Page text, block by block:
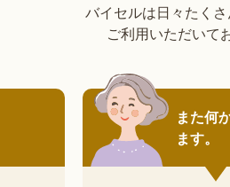
バイセルは日々たく
ご利用いただいて
また何か
ます。